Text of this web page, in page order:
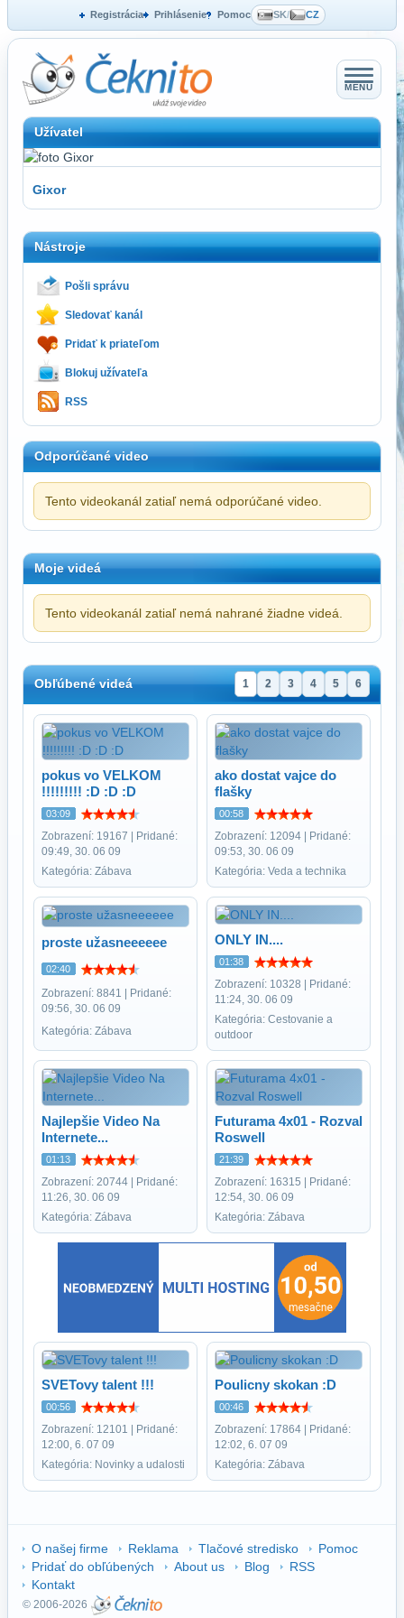
Registrácia Prihlásenie Pomoc SK/ CZ
MENU
Užívatel
Gixor
Nástroje
Pošli správu
Sledovať kanál
Pridať k priateľom
Blokuj užívateľa
RSS
Odporúčané video
Tento videokanál zatiaľ nemá odporúčané video.
Moje videá
Tento videokanál zatiaľ nemá nahrané žiadne videá.
Obľúbené videá 1 2 3 4 5 6
pokus vo VELKOM
!!!!!!!!! :D :D :D
03:09
Zobrazení: 19167 | Pridané:
09:49, 30. 06 09
Kategória: Zábava
ako dostat vajce do
flašky
00:58
Zobrazení: 12094 | Pridané:
09:53, 30. 06 09
Kategória: Veda a technika
proste užasneeeeee
02:40
Zobrazení: 8841 | Pridané:
09:56, 30. 06 09
Kategória: Zábava
ONLY IN....
01:38
Zobrazení: 10328 | Pridané:
11:24, 30. 06 09
Kategória: Cestovanie a
outdoor
Najlepšie Video Na
Internete...
01:13
Zobrazení: 20744 | Pridané:
11:26, 30. 06 09
Kategória: Zábava
Futurama 4x01 - Rozval
Roswell
21:39
Zobrazení: 16315 | Pridané:
12:54, 30. 06 09
Kategória: Zábava
SVETovy talent !!!
00:56
Zobrazení: 12101 | Pridané:
12:00, 6. 07 09
Kategória: Novinky a udalosti
Poulicny skokan :D
00:46
Zobrazení: 17864 | Pridané:
12:02, 6. 07 09
Kategória: Zábava
O našej firme Reklama Tlačové stredisko
Pomoc
Pridať do obľúbených
About us Blog
RSS
Kontakt
© 2006-2026